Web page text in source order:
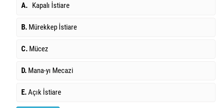
A. Kapalı İstiare
B. Mürekkep İstiare
C. Mücez
D. Mana-yı Mecazi
E.Açık İstiare